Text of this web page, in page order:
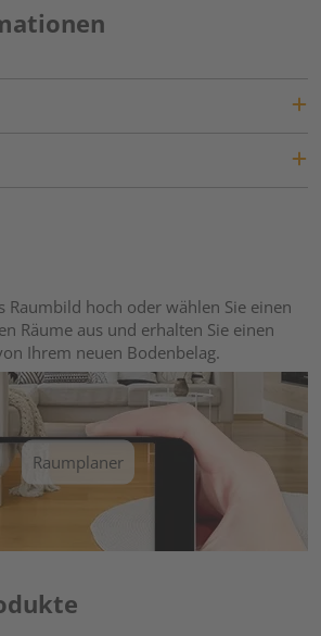
Raumbild hoch oder wählen Sie einen
Räume aus und erhalten Sie einen
Ihrem neuen Bodenbelag.
Raumplaner